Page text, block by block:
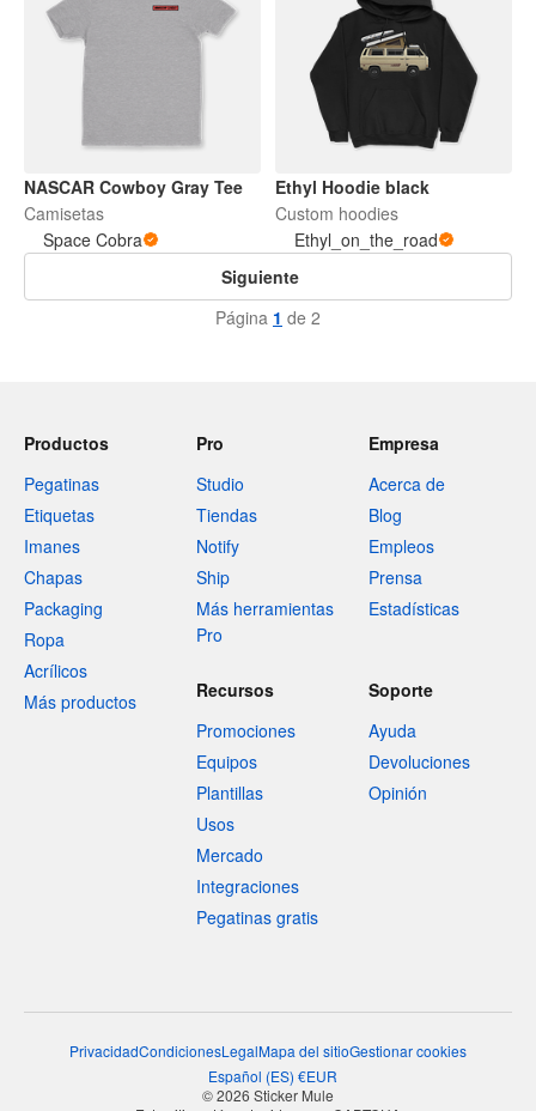
NASCAR Cowboy Gray Tee
Camisetas
Space Cobra
Ethyl Hoodie black
Custom hoodies
Ethyl_on_the_road
Siguiente
Página 1 de 2
Productos
Pegatinas
Etiquetas
Imanes
Chapas
Packaging
Ropa
Acrílicos
Más productos
Pro
Studio
Tiendas
Notify
Ship
Más herramientas
Pro
Empresa
Acerca de
Blog
Empleos
Prensa
Estadísticas
Recursos
Promociones
Equipos
Plantillas
Usos
Mercado
Integraciones
Pegatinas gratis
Soporte
Ayuda
Devoluciones
Opinión
PrivacidadCondicionesLegalMapa del sitioGestionar cookies
Español (ES) €EUR
© 2026 Sticker Mule